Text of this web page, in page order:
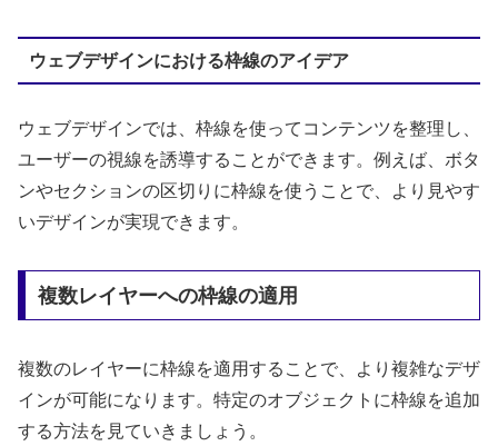
ウェブデザインにおける枠線のアイデア
ウェブデザインでは、枠線を使ってコンテンツを整理し、
ユーザーの視線を誘導することができます。例えば、ボタ
ンやセクションの区切りに枠線を使うことで、より見やす
いデザインが実現できます。
複数レイヤーへの枠線の適用
複数のレイヤーに枠線を適用することで、より複雑なデザ
インが可能になります。特定のオブジェクトに枠線を追加
する方法を見ていきましょう。